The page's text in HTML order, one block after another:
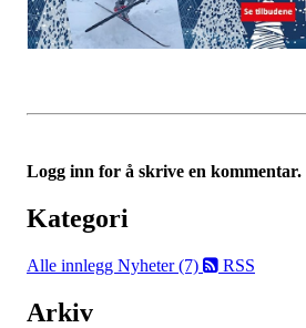
Logg inn for å skrive en kommentar.
Kategori
Alle innlegg Nyheter (7) RSS
Arkiv